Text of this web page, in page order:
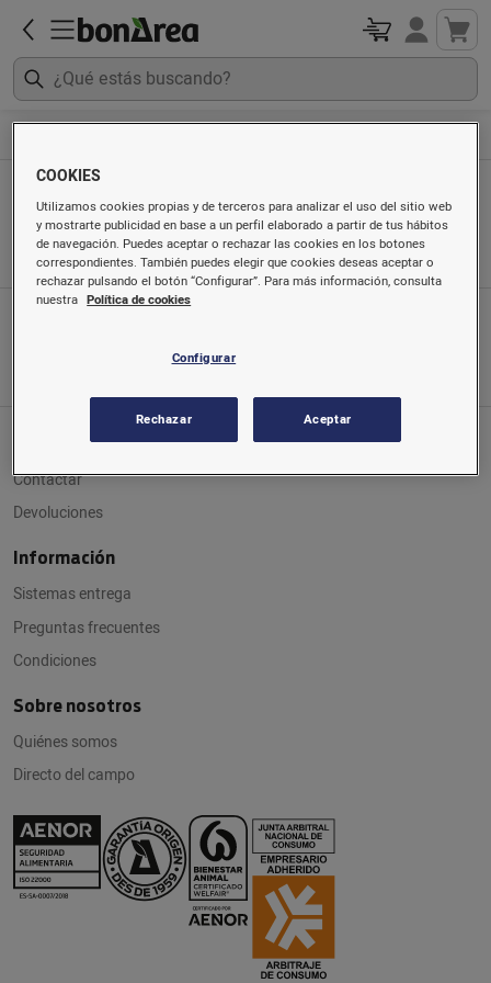
Avicultura
Ordenado por
Servicio al cliente
Contactar
Devoluciones
Información
Sistemas entrega
Preguntas frecuentes
Condiciones
Sobre nosotros
Quiénes somos
Directo del campo
COOKIES
Utilizamos cookies propias y de terceros para analizar el uso del sitio web
y mostrarte publicidad en base a un perfil elaborado a partir de tus hábitos
de navegación. Puedes aceptar o rechazar las cookies en los botones
correspondientes. También puedes elegir que cookies deseas aceptar o
rechazar pulsando el botón “Configurar”. Para más información, consulta
nuestra Política de cookies
Configurar
Rechazar Aceptar